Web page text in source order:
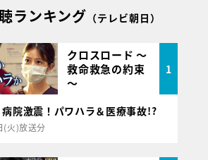
ランキング （テレビ朝日）
クロスロード ～
救命救急の約束
～
1
院激震！パワハラ＆医療事故!?
(火)放送分